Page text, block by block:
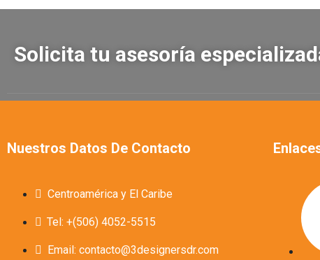
Solicita tu asesoría
Nuestros Datos De Contacto
Centroamérica y El Caribe
Tel: +(506) 4052-5515
Email: contacto@3designersdr.com